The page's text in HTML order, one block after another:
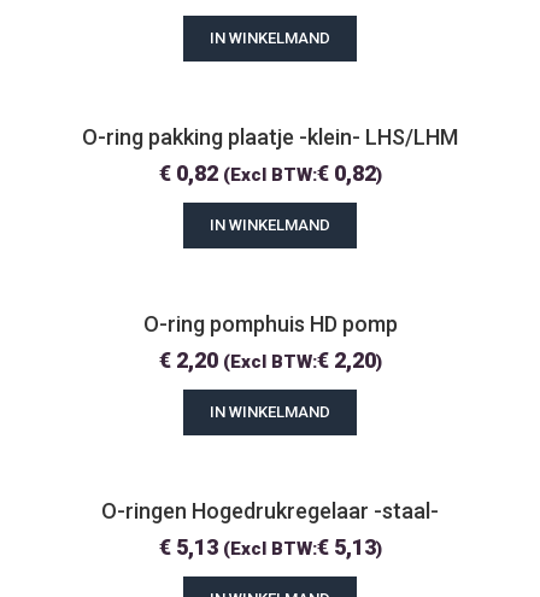
IN WINKELMAND
O-ring pakking plaatje -klein- LHS/LHM
€0,82 (Excl BTW:€0,82)
IN WINKELMAND
O-ring pomphuis HD pomp
€2,20 (Excl BTW:€2,20)
IN WINKELMAND
O-ringen Hogedrukregelaar -staal-
€5,13 (Excl BTW:€5,13)